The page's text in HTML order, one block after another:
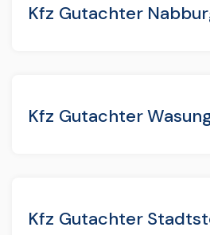
Kfz Gutachter
Kfz Gutachter
Kfz Gutachter